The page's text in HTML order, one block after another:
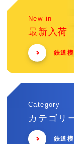
New in
最新入荷
鉄道
Category
カテゴリ
鉄道